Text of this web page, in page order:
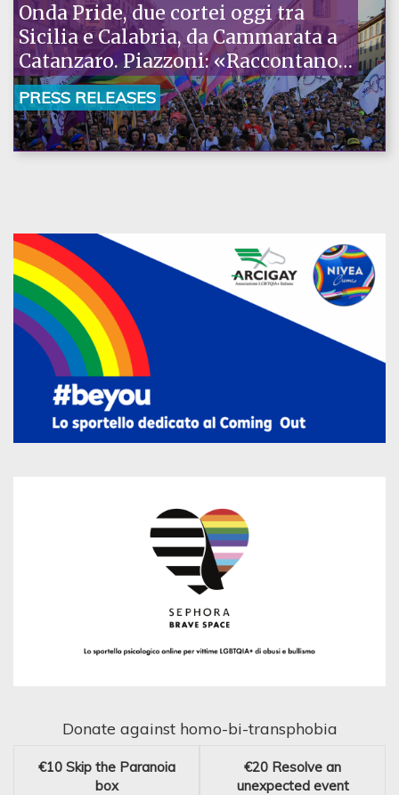
Onda Pride, due cortei oggi tra
Sicilia e Calabria, da Cammarata a
Catanzaro. Piazzoni: «Raccontano
la nostra ostinazione»
PRESS RELEASES
Donate against homo-bi-transphobia
€10 Skip the Paranoia
box
€20 Resolve an
unexpected event